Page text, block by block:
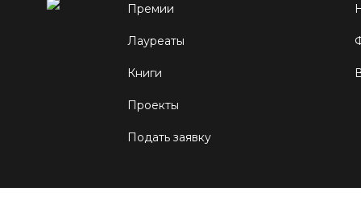
Премии
Лауреаты
Книги
Проекты
Подать заявку